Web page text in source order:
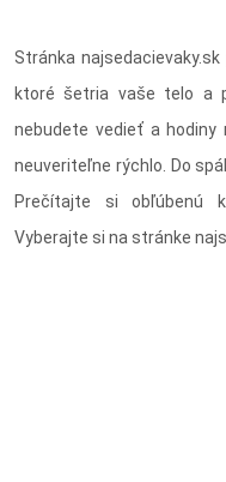
Stránka
ktoré šetria vaše telo a
nebudete vedieť a
neuveriteľne rýchlo. Do
Prečítajte si obľúbenú
Vyberajte si na stránke